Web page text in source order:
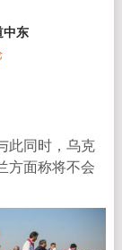
中东
此同时，乌克
方面称将不会